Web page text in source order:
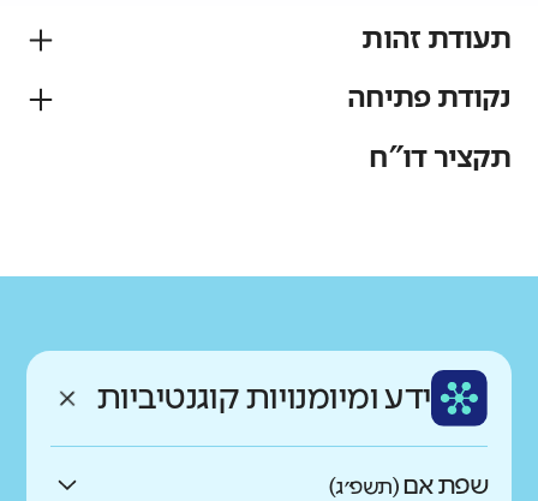
תעודת זהות
פיקוח
נקודת פתיחה
רקע חברתי כלכלי
ממוצע תלמידים בכיתה
גבוה נמוך
תקציר דו"ח
ידע ומיומנויות קוגנטיביות
שפת אם(תשפ״ג)